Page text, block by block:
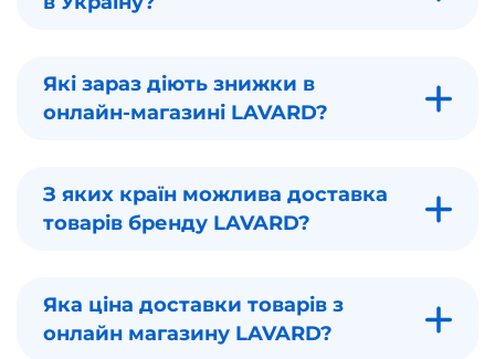
Які зараз діють знижки в
онлайн-магазині LAVARD?
З яких країн можлива доставка
товарів бренду LAVARD?
Яка ціна доставки товарів з
онлайн магазину LAVARD?